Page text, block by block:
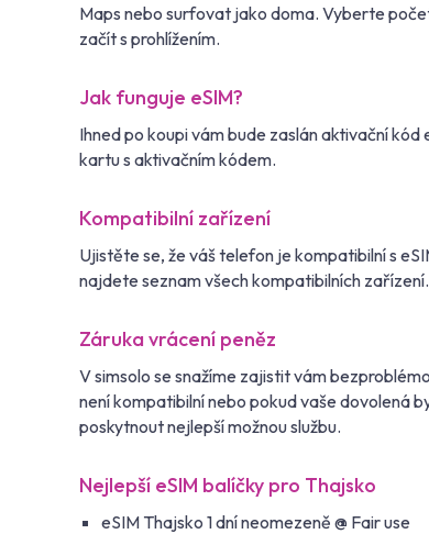
Maps nebo surfovat jako doma. Vyberte
začít s prohlížením.
Jak funguje eSIM?
Ihned po koupi vám bude zaslán aktivační
kartu s aktivačním kódem.
Kompatibilní zařízení
Ujistěte se, že váš telefon je kompatibilní s
najdete seznam všech kompatibilních zařízení.
Záruka vrácení peněz
V simsolo se snažíme zajistit vám
není kompatibilní nebo pokud vaše dovolená
poskytnout nejlepší možnou službu.
Nejlepší eSIM balíčky pro Thajsko
eSIM Thajsko 1 dní neomezeně @ Fair use